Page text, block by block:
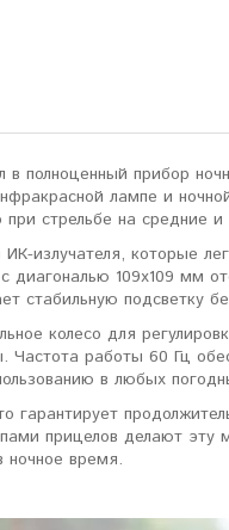
полноценный прибор
лампе и
стрельбе на средние
излучателя, которые
109х109 мм
стабильную подсветку
колесо для
работы 60 Гц
в любых
гарантирует
прицелов делают
ночное время.